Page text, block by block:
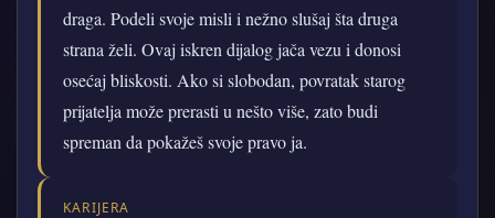
draga. Podeli svoje misli i nežno slušaj šta druga
strana želi. Ovaj iskren dijalog jača vezu i donosi
osećaj bliskosti. Ako si slobodan, povratak starog
prijatelja može prerasti u nešto više, zato budi
spreman da pokažeš svoje pravo ja.
KARIJERA